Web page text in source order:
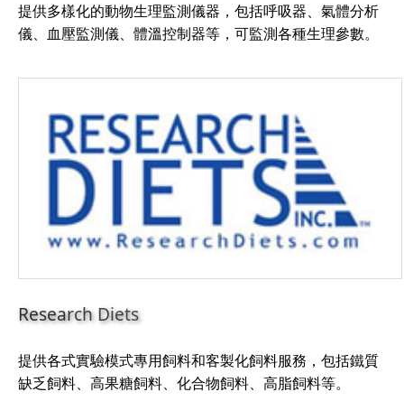
提供多樣化的動物生理監測儀器，包括呼吸器、氣體分析
儀、血壓監測儀、體溫控制器等，可監測各種生理參數。
Research Diets
提供各式實驗模式專用飼料和客製化飼料服務，包括鐵質
缺乏飼料、高果糖飼料、化合物飼料、高脂飼料等。